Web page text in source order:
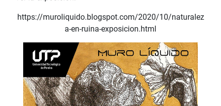
https://muroliquido.blogspot.com/2020/10/naturalez
a-en-ruina-exposicion.html